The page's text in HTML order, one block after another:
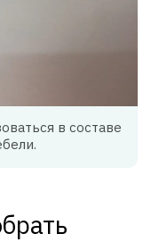
в составе